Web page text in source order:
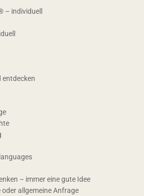
– individuell
entdecken
– immer eine gute Idee
allgemeine Anfrage